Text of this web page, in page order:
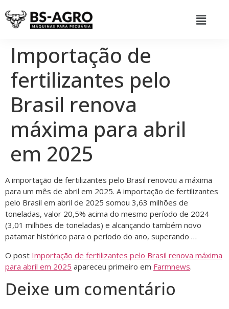
Importação de
fertilizantes pelo
Brasil renova
máxima para abril
em 2025
A importação de fertilizantes pelo Brasil renovou a máxima
para um mês de abril em 2025. A importação de fertilizantes
pelo Brasil em abril de 2025 somou 3,63 milhões de
toneladas, valor 20,5% acima do mesmo período de 2024
(3,01 milhões de toneladas) e alcançando também novo
patamar histórico para o período do ano, superando …
O post Importação de fertilizantes pelo Brasil renova máxima
para abril em 2025 apareceu primeiro em Farmnews.
Deixe um comentário